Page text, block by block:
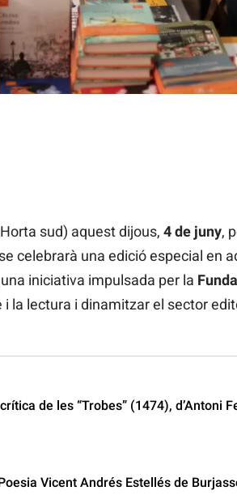
sud) aquest dijous, 4 de juny,
celebrarà una edició especial en
una iniciativa impulsada per la
i la lectura i dinamitzar el sector
de les “Trobes” (1474), d’Antoni
Vicent Andrés Estellés de